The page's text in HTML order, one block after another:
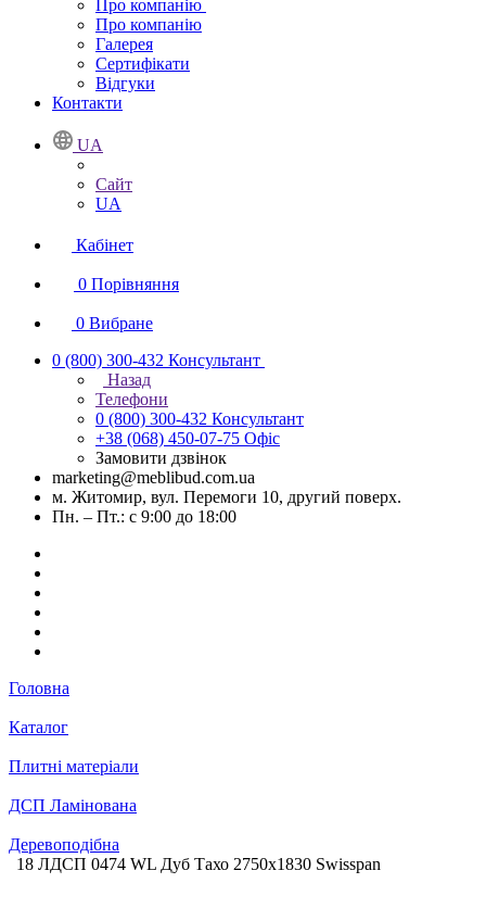
Про компанію
Про компанію
Галерея
Сертифікати
Відгуки
Контакти
UA
Сайт
UA
Кабінет
0 Порівняння
0 Вибране
0 (800) 300-432 Консультант
Назад
Телефони
0 (800) 300-432 Консультант
+38 (068) 450-07-75 Офіс
Замовити дзвінок
marketing@meblibud.com.ua
м. Житомир, вул. Перемоги 10, другий поверх.
Пн. – Пт.: с 9:00 до 18:00
Головна
Каталог
Плитні матеріали
ДСП Ламінована
Деревоподібна
18 ЛДСП 0474 WL Дуб Тахо 2750х1830 Swisspan